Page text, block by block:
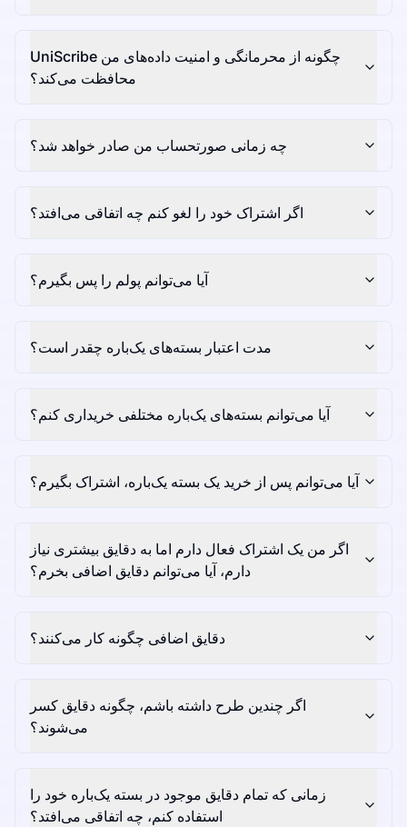
UniScribe چگونه از محرمانگی و امنیت داده‌های من
محافظت می‌کند؟
چه زمانی صورتحساب من صادر خواهد شد؟
اگر اشتراک خود را لغو کنم چه اتفاقی می‌افتد؟
آیا می‌توانم پولم را پس بگیرم؟
مدت اعتبار بسته‌های یک‌باره چقدر است؟
آیا می‌توانم بسته‌های یک‌باره مختلفی خریداری کنم؟
آیا می‌توانم پس از خرید یک بسته یک‌باره، اشتراک بگیرم؟
اگر من یک اشتراک فعال دارم اما به دقایق بیشتری نیاز
دارم، آیا می‌توانم دقایق اضافی بخرم؟
دقایق اضافی چگونه کار می‌کنند؟
اگر چندین طرح داشته باشم، چگونه دقایق کسر
می‌شوند؟
زمانی که تمام دقایق موجود در بسته یک‌باره خود را
استفاده کنم، چه اتفاقی می‌افتد؟